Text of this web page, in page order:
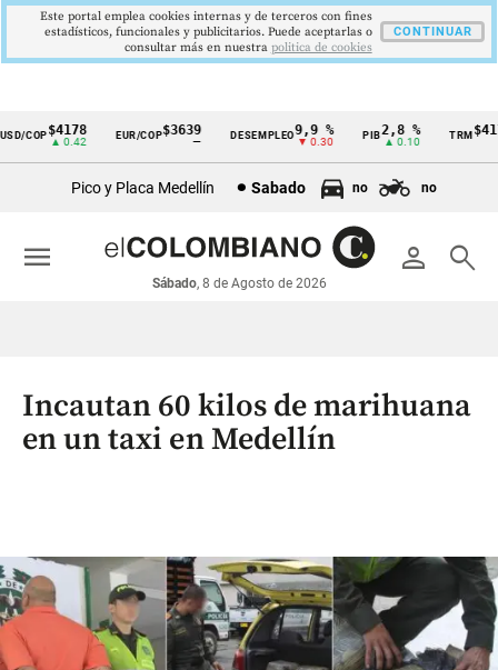
Cintillo
económicos
Colombia
COP$4178
▲ 0.42
EUR/COP$3639 DESEMPLEO 9,9 %
▼ 0.30
PIB2,8 %
▲ 0.10
TRM
Pico y Placa Medellín Sabado no no
person search
Sábado, 8 de Agosto de 2026
menu
Incautan 60 kilos de marihuana
en un taxi en Medellín
Este portal emplea cookies internas y de terceros con fines
estadísticos, funcionales y publicitarios. Puede aceptarlas o
consultar más en nuestra politica de cookies
CONTINUAR